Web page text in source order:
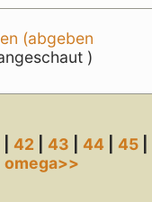
(abgeben
)
|42 |43 |44 |45
omega>>